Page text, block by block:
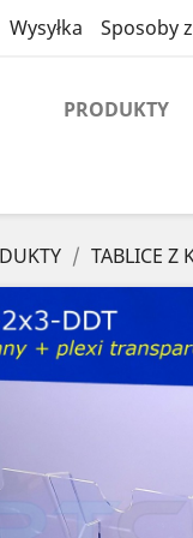
Wysyłka Sposoby
PRODUKTY
TABLICE Z